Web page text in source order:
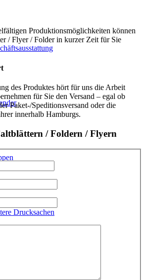
Drucksachen
Produktionsmöglichkeiten können
/ Flyer / Folder in kurzer Zeit für Sie
des Produktes hört für uns die Arbeit
für Sie den Versand – egal ob
Paket-/Speditionsversand oder die
innerhalb Hamburgs.
/ Foldern / Flyern